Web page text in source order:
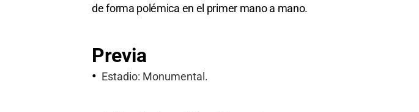
de forma polémica en el primer mano a mano.
Previa
Estadio: Monumental.